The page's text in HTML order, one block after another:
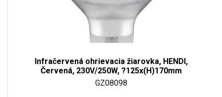
Infračervená ohrievacia žiarovka, HENDI,
Červená, 230V/250W, ?125x(H)170mm
GZ08098